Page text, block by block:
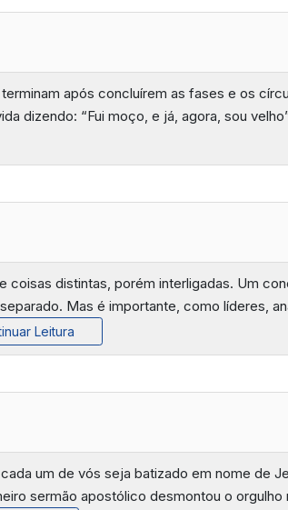
após concluírem as fases e os
dizendo: “Fui moço, e já, agora, sou
distintas, porém interligadas. Um
Mas é importante, como líderes,
Leitura
um de vós seja batizado em nome de
sermão apostólico desmontou o